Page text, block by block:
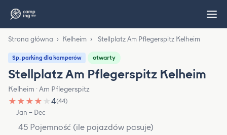
Strona główna › Kelheim › Stellplatz Am Pflegerspitz Kelheim
Sp. parking dla kamperów otwarty
Stellplatz Am Pflegerspitz Kelheim
Kelheim · Am Pflegerspitz
★ ★ ★ ★ ★4(44)
Jan – Dec
45 Pojemność (ile pojazdów pasuje)